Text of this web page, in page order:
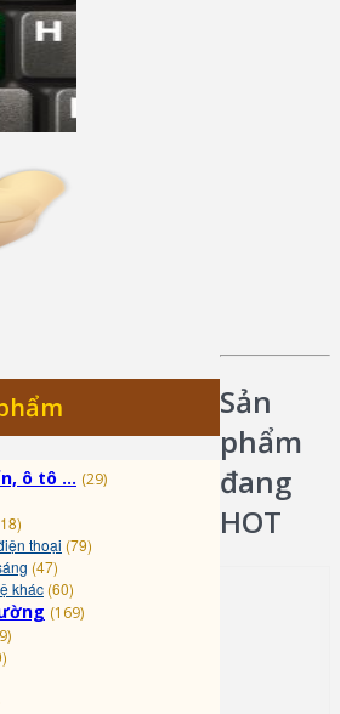
ô tô ... (29)
thoại (79)
(47)
khác (60)
(169)
Sản
phẩm
đang
HOT